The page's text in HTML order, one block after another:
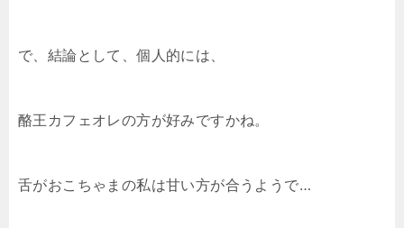
で、結論として、個人的には、
酪王カフェオレの方が好みですかね。
舌がおこちゃまの私は甘い方が合うようで…